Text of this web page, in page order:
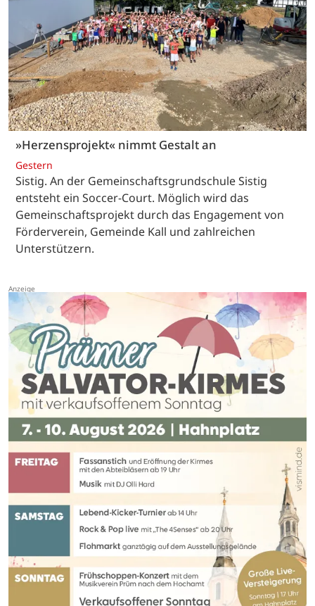
»Herzensprojekt« nimmt Gestalt an
Gestern
Sistig. An der Gemeinschaftsgrundschule Sistig
entsteht ein Soccer-Court. Möglich wird das
Gemeinschaftsprojekt durch das Engagement von
Förderverein, Gemeinde Kall und zahlreichen
Unterstützern.